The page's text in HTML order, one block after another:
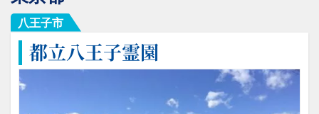
八王子市
都立八王子霊園